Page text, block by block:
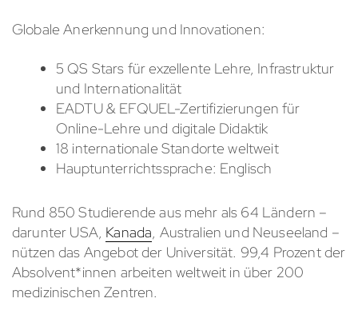
Globale Anerkennung und Innovationen:
5 QS Stars für exzellente Lehre, Infrastruktur
und Internationalität
EADTU & EFQUEL-Zertifizierungen für
Online-Lehre und digitale Didaktik
18 internationale Standorte weltweit
Hauptunterrichtssprache: Englisch
Rund 850 Studierende aus mehr als 64 Ländern –
darunter USA, Kanada, Australien und Neuseeland –
nützen das Angebot der Universität. 99,4 Prozent der
Absolvent*innen arbeiten weltweit in über 200
medizinischen Zentren.